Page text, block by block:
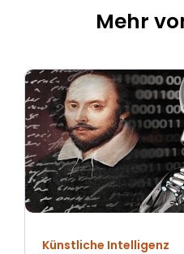
Mehr
Künstliche Intelligenz